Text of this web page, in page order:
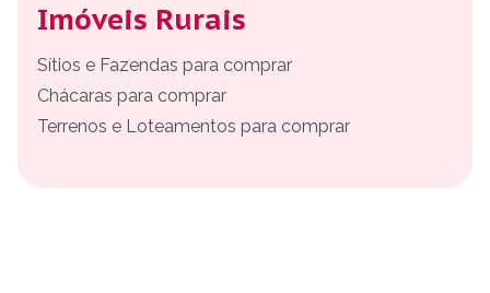
Imóveis Rurais
Sítios e Fazendas para comprar
Chácaras para comprar
Terrenos e Loteamentos para comprar